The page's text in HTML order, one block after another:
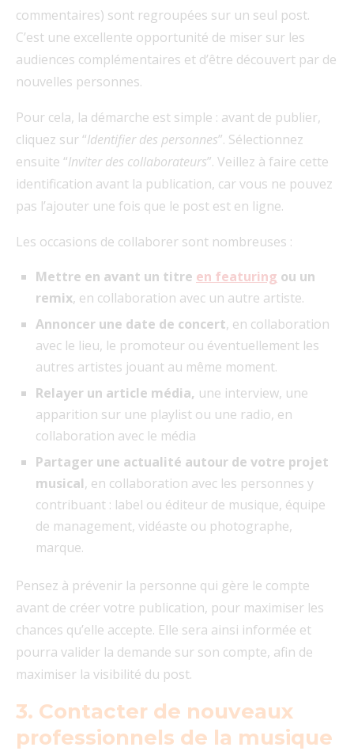
commentaires) sont regroupées sur un seul post.
C’est une excellente opportunité de miser sur les
audiences complémentaires et d’être découvert par de
nouvelles personnes.
Pour cela, la démarche est simple : avant de publier,
cliquez sur “Identifier des personnes”. Sélectionnez
ensuite “Inviter des collaborateurs”. Veillez à faire cette
identification avant la publication, car vous ne pouvez
pas l’ajouter une fois que le post est en ligne.
Les occasions de collaborer sont nombreuses :
Mettre en avant un titre en featuring ou un
remix, en collaboration avec un autre artiste.
Annoncer une date de concert, en collaboration
avec le lieu, le promoteur ou éventuellement les
autres artistes jouant au même moment.
Relayer un article média, une interview, une
apparition sur une playlist ou une radio, en
collaboration avec le média
Partager une actualité autour de votre projet
musical, en collaboration avec les personnes y
contribuant : label ou éditeur de musique, équipe
de management, vidéaste ou photographe,
marque.
Pensez à prévenir la personne qui gère le compte
avant de créer votre publication, pour maximiser les
chances qu’elle accepte. Elle sera ainsi informée et
pourra valider la demande sur son compte, afin de
maximiser la visibilité du post.
3. Contacter de nouveaux
professionnels de la musique